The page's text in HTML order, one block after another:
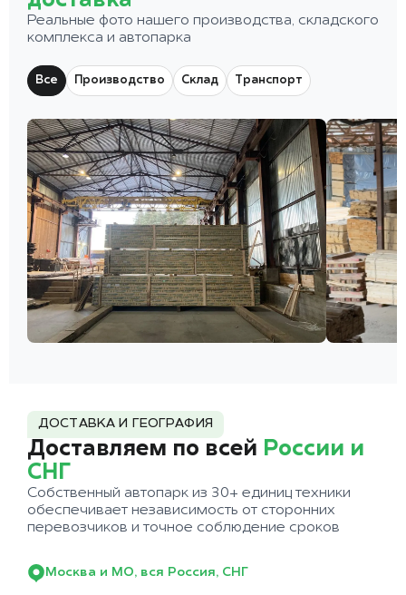
Реальные фото нашего производства, складского
комплекса и автопарка
Все Производство Склад Транспорт
ДОСТАВКА И ГЕОГРАФИЯ
Доставляем по всей России и
СНГ
Собственный автопарк из 30+ единиц техники
обеспечивает независимость от сторонних
перевозчиков и точное соблюдение сроков
Москва и МО, вся Россия, СНГ